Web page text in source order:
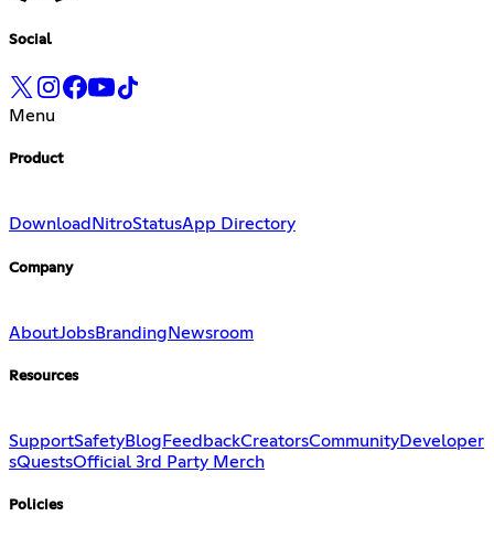
Social
Menu
Product
Download NitroStatusApp Directory
Company
AboutJobsBranding Newsroom
Resources
SupportSafetyBlog FeedbackCreatorsCommunityDeveloper
sQuestsOfficial 3rd Party Merch
Policies